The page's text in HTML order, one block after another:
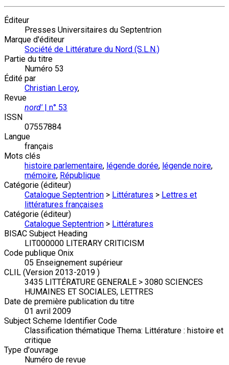
Éditeur
Presses Universitaires du Septentrion
Marque d'éditeur
Société de Littérature du Nord (S.L.N.)
Partie du titre
Numéro 53
Édité par
Christian Leroy,
Revue
nord' | n° 53
ISSN
07557884
Langue
français
Mots clés
histoire parlementaire, légende dorée, légende noire,
mémoire, République
Catégorie (éditeur)
Catalogue Septentrion > Littératures > Lettres et
littératures françaises
Catégorie (éditeur)
Catalogue Septentrion > Littératures
BISAC Subject Heading
LIT000000 LITERARY CRITICISM
Code publique Onix
05 Enseignement supérieur
CLIL (Version 2013-2019 )
3435 LITTÉRATURE GENERALE > 3080 SCIENCES
HUMAINES ET SOCIALES, LETTRES
Date de première publication du titre
01 avril 2009
Subject Scheme Identifier Code
Classification thématique Thema: Littérature : histoire et
critique
Type d'ouvrage
Numéro de revue